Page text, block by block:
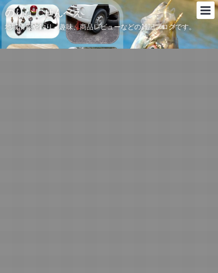
のりなしせんべえ
地域情報や釣り、趣味、商品レビューなどの雑記ブログです。